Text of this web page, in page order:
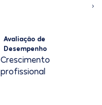
Avaliação de
Desempenho
Crescimento
profissional